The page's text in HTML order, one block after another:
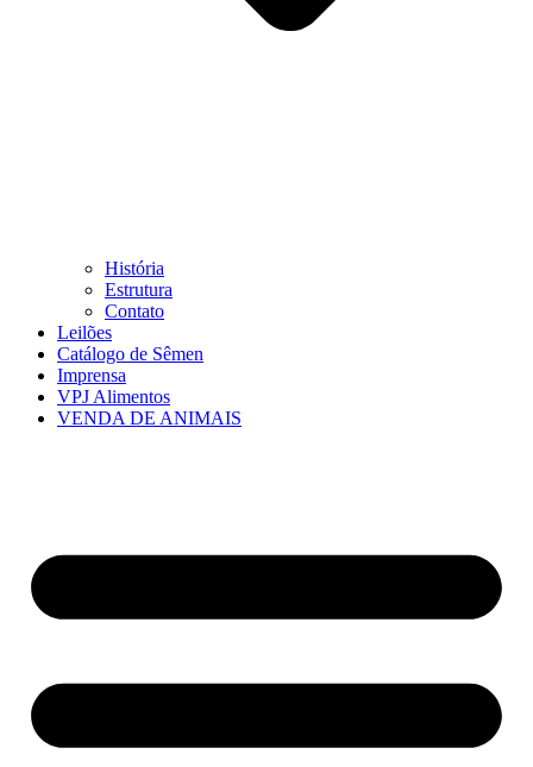
História
Estrutura
Contato
Leilões
Catálogo de Sêmen
Imprensa
VPJ Alimentos
VENDA DE ANIMAIS